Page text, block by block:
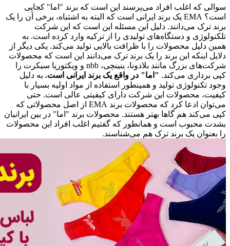
سوالی که اغلب افراد می‌پرسند این است که برند "اما" کجایی
است؟ EMA یک برند ایرانی است که البته به اشتباه، برخی آن را یک
برند ترک می‌دانند. دلیل این مسئله این است که این شرکت
تلکنولوژی و دستگاه‌های تولیدی را از ترکیه وارد کرده است. به
همین دلیل محصولات را با ظرافت بالایی تولید می‌کند. یکی دیگر از
دلایل اینکه این برند را یک برند ترک می‌دانند این است که محصولات
شرکت‌های بزرگ مانند بلادونا، ینینچی، nbb و ویکتوریا سیکرت را
کپی برداری می‌کند. "اما" در واقع یک برند ایرانی است. به دلیل
وجود تکنولوژی تولید و همینطور استفاده از مواد اولیه بسیار با
کیفیت، محصولات این شرکت دارای کیفیتی عالی است. حتی
می‌توان ادعا کرد که محصولات برند EMA از اصل محصولاتی که
کپی می‌کند هم گاها بهتر هستند. محصولات برند "اما" در بین ایرانیان
بشدت محبوب است و همانطور که گفتیم اغلب افراد این محصولات
را بعنوان یک برند ترک هم می‌شناسند.